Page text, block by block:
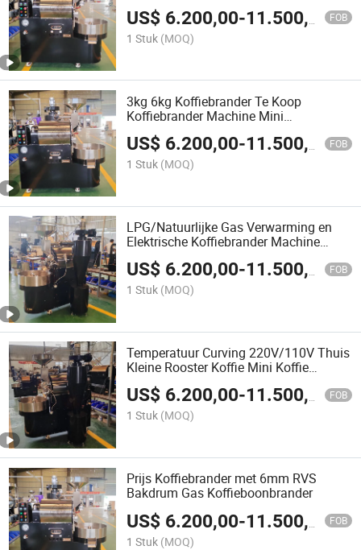
US$ 6.200,00-11.500,00 FOB
1 Stuk (MOQ)
3kg 6kg Koffiebrander Te Koop
Koffiebrander Machine Mini
Koffiebrander
US$ 6.200,00-11.500,00 FOB
1 Stuk (MOQ)
LPG/Natuurlijke Gas Verwarming en
Elektrische Koffiebrander Machine
Koffieboon Brander
US$ 6.200,00-11.500,00 FOB
1 Stuk (MOQ)
Temperatuur Curving 220V/110V Thuis
Kleine Rooster Koffie Mini Koffie
Roostmachine
US$ 6.200,00-11.500,00 FOB
1 Stuk (MOQ)
Prijs Koffiebrander met 6mm RVS
Bakdrum Gas Koffieboonbrander
US$ 6.200,00-11.500,00 FOB
1 Stuk (MOQ)